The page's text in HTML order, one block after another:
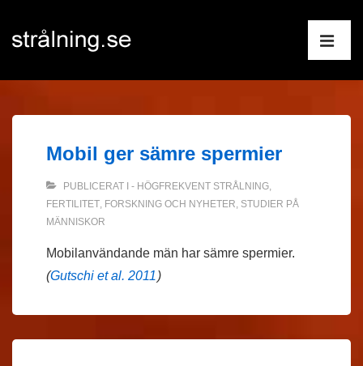
Hoppa
huvudinnehåll
Mobil ger sämre spermier
PUBLICERAT I - HÖGFREKVENT STRÅLNING,
FERTILITET, FORSKNING OCH NYHETER, STUDIER PÅ
MÄNNISKOR
Mobilanvändande män har sämre spermier.
(Gutschi et al. 2011)